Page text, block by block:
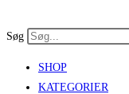
to
Søg
SHOP
KATEGORIER